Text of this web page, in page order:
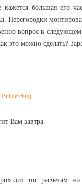
большая его
Перегородки
вопрос в
это можно сделать?
Builderclub)
Вам завтра.
по расчетам